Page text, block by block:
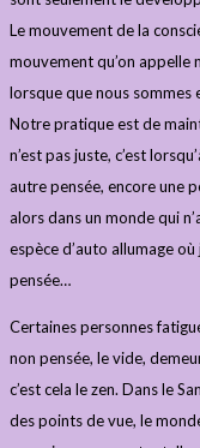
Le mouvement de la
mouvement qu’on appelle
lorsque que nous sommes
Notre pratique est de
n’est pas juste, c’est
autre pensée, encore une
alors dans un monde qui
espèce d’auto allumage
pensée…
Certaines personnes
non pensée, le vide,
c’est cela le zen. Dans le
des points de vue, le